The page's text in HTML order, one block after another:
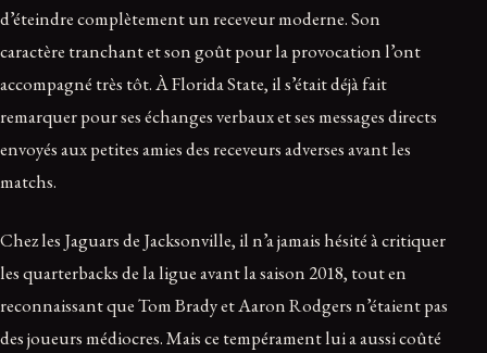
d’éteindre complètement un receveur moderne. Son
caractère tranchant et son goût pour la provocation l’ont
accompagné très tôt. À Florida State, il s’était déjà fait
remarquer pour ses échanges verbaux et ses messages directs
envoyés aux petites amies des receveurs adverses avant les
matchs.
Chez les Jaguars de Jacksonville, il n’a jamais hésité à critiquer
les quarterbacks de la ligue avant la saison 2018, tout en
reconnaissant que Tom Brady et Aaron Rodgers n’étaient pas
des joueurs médiocres. Mais ce tempérament lui a aussi coûté